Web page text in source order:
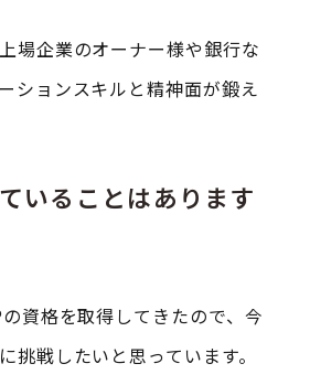
場企業のオーナー様や銀行な
ションスキルと精神面が鍛え
いることはあります
資格を取得してきたので、今
挑戦したいと思っています。